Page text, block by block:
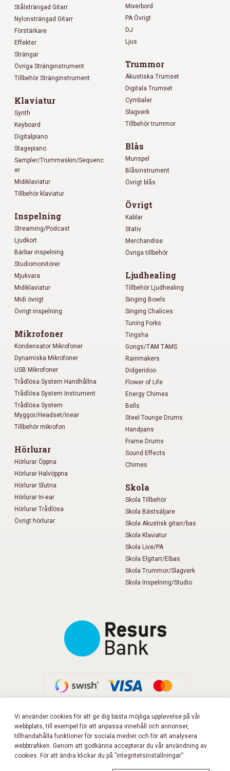
Stålsträngad Gitarr
Nylonsträngad Gitarr
Förstärkare
Effekter
Strängar
Övriga Stränginstrument
Tillbehör Stränginstrument
Klaviatur
Synth
Keyboard
Digitalpiano
Stagepiano
Sampler/Trummaskin/Sequenc
er
Midiklaviatur
Tillbehör klaviatur
Inspelning
Streaming/Podcast
Ljudkort
Bärbar inspelning
Studiomonitorer
Mjukvara
Midiklaviatur
Midi övrigt
Övrigt inspelning
Mikrofoner
Kondensator Mikrofoner
Dynamiska Mikrofoner
USB Mikrofoner
Trådlösa System Handhållna
Trådlösa System Instrument
Trådlösa System
Myggor/Headset/Inear
Tillbehör mikrofon
Hörlurar
Hörlurar Öppna
Hörlurar Halvöppna
Hörlurar Slutna
Hörlurar In-ear
Hörlurar Trådlösa
Övrigt hörlurar
Mixerbord
PA Övrigt
DJ
Ljus
Trummor
Akustiska Trumset
Digitala Trumset
Cymbaler
Slagverk
Tillbehör trummor
Blås
Munspel
Blåsinstrument
Övrigt blås
Övrigt
Kablar
Stativ
Merchandise
Övriga tillbehör
Ljudhealing
Tillbehör Ljudhealing
Singing Bowls
Singing Chalices
Tuning Forks
Tingsha
Gongs/TAM TAMS
Rainmakers
Didgeridoo
Flower of Life
Energy Chimes
Bells
Steel Tounge Drums
Handpans
Frame Drums
Sound Effects
Chimes
Skola
Skola Tillbehör
Skola Bästsäljare
Skola Akustisk gitarr/bas
Skola Klaviatur
Skola Live/PA
Skola Elgitarr/Elbas
Skola Trummor/Slagverk
Skola Inspelning/Studio
FÖLJ OSS PÅ FACEBOOK!
Copyright 2026 © Musikbörsen
Vi använder cookies för att ge dig bästa möjliga upplevelse på vår
webbplats, till exempel för att anpassa innehåll och annonser,
tillhandahålla funktioner för sociala medier och för att analysera
webbtrafiken. Genom att godkänna accepterar du vår användning av
cookies. För att ändra klickar du på ”integritetsinställningar”.